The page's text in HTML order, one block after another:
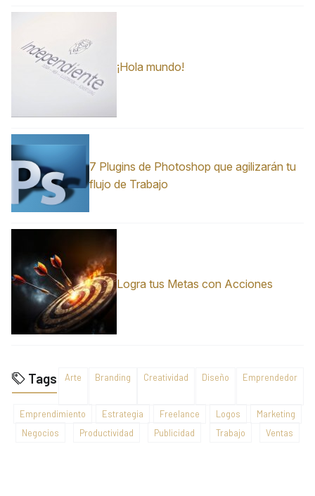
¡Hola mundo!
7 Plugins de Photoshop que agilizarán tu
flujo de Trabajo
Logra tus Metas con Acciones
Tags Arte Branding Creatividad Diseño Emprendedor
Emprendimiento Estrategia Freelance Logos
Marketing
Negocios
Productividad Publicidad Trabajo Ventas